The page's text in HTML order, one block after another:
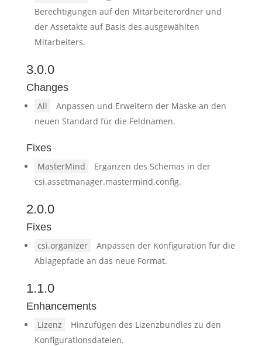
Berechtigungen auf den Mitarbeiterordner und
der Assetakte auf Basis des ausgewählten
Mitarbeiters.
3.0.0
Changes
All
Anpassen und Erweitern der Maske an den
neuen Standard für die Feldnamen.
Fixes
MasterMind
Ergänzen des Schemas in der
csi.assetmanager.mastermind.config.
2.0.0
Fixes
csi.organizer
Anpassen der Konfiguration für die
Ablagepfade an das neue Format.
1.1.0
Enhancements
Lizenz
Hinzufügen des Lizenzbundles zu den
Konfigurationsdateien.